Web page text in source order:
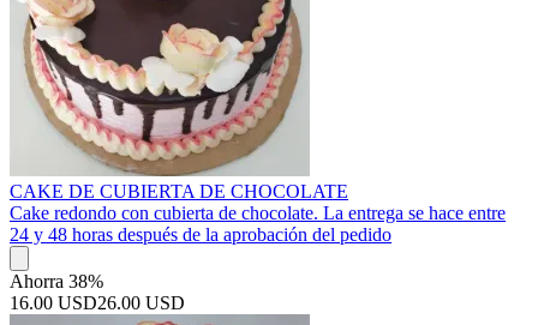
CAKE DE CUBIERTA DE CHOCOLATE
Cake redondo con cubierta de chocolate. La entrega se hace entre
24 y 48 horas después de la aprobación del pedido
Ahorra 38%
16.00 USD26.00 USD